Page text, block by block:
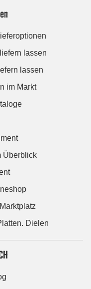
lassen
lassen
im Markt
Überblick
Dielen